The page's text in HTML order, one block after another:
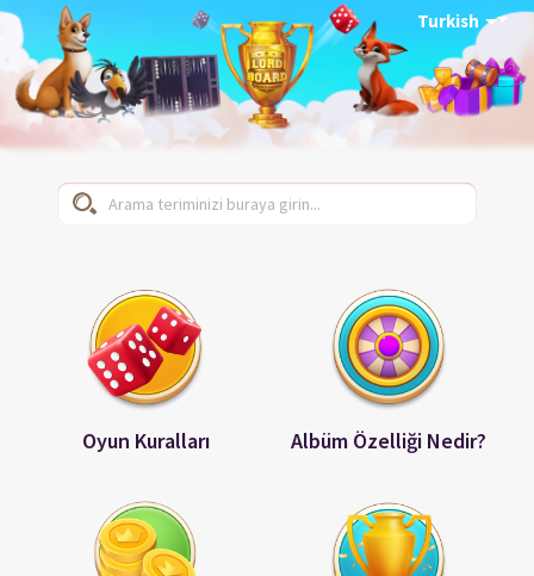
Turkish
Oyun Kuralları Albüm Özelliği Nedir?